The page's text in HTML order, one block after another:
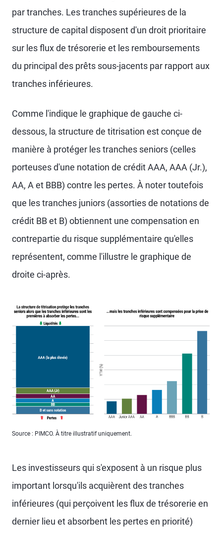
par tranches. Les tranches supérieures de la
structure de capital disposent d'un droit prioritaire
sur les flux de trésorerie et les remboursements
du principal des prêts sous-jacents par rapport aux
tranches inférieures.
Comme l'indique le graphique de gauche ci-
dessous, la structure de titrisation est conçue de
manière à protéger les tranches seniors (celles
porteuses d'une notation de crédit AAA, AAA (Jr.),
AA, A et BBB) contre les pertes. À noter toutefois
que les tranches juniors (assorties de notations de
crédit BB et B) obtiennent une compensation en
contrepartie du risque supplémentaire qu'elles
représentent, comme l'illustre le graphique de
droite ci-après.
Source : PIMCO. À titre illustratif uniquement.
Les investisseurs qui s'exposent à un risque plus
important lorsqu'ils acquièrent des tranches
inférieures (qui perçoivent les flux de trésorerie en
dernier lieu et absorbent les pertes en priorité)